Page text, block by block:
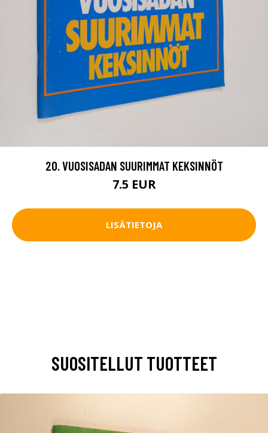
20. VUOSISADAN SUURIMMAT KEKSINNÖT
7.5 EUR
LISÄTIETOJA
SUOSITELLUT TUOTTEET